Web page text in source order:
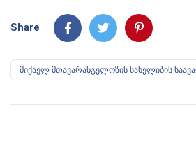
Share
მიქაელ მთავარანგელოზის სახელიბის